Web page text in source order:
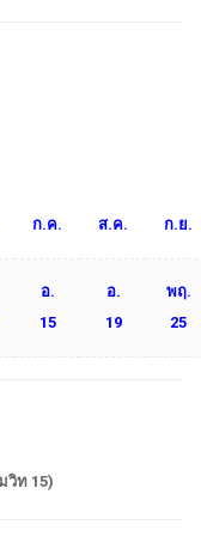
ก.ค. ส.ค. ก.ย.
อ.
15
อ.
19
พฤ.
25
วิท 15)